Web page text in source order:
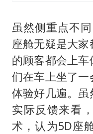
虽然侧重点不
座舱无疑是大
的顾客都会上
们在车上坐了
体验好几遍。
实际反馈来看
术，认为5D座